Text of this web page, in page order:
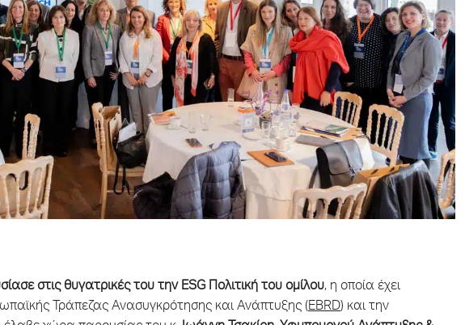
στις θυγατρικές του την ESG Πολιτική του ομίλου, η οποία έχει
Τράπεζας Ανασυγκρότησης και Ανάπτυξης (EBRD) και την